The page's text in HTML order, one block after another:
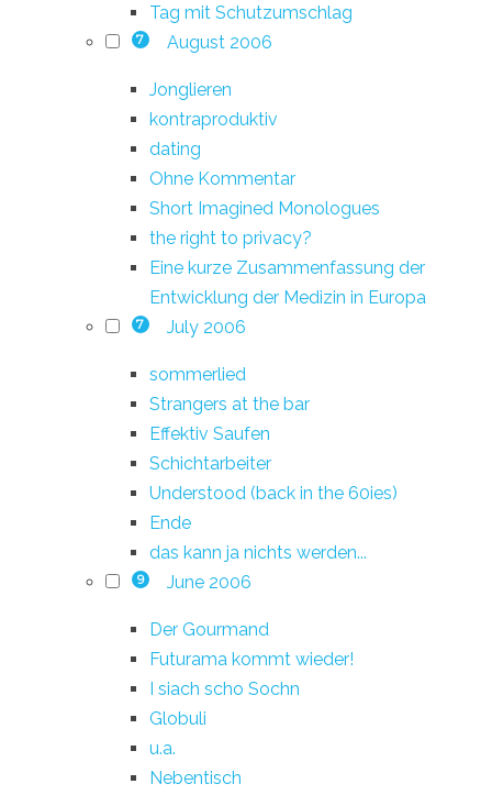
Tag mit Schutzumschlag
7 August 2006
Jonglieren
kontraproduktiv
dating
Ohne Kommentar
Short Imagined Monologues
the right to privacy?
Eine kurze Zusammenfassung der
Entwicklung der Medizin in Europa
7 July 2006
sommerlied
Strangers at the bar
Effektiv Saufen
Schichtarbeiter
Understood (back in the 60ies)
Ende
das kann ja nichts werden...
9 June 2006
Der Gourmand
Futurama kommt wieder!
I siach scho Sochn
Globuli
u.a.
Nebentisch